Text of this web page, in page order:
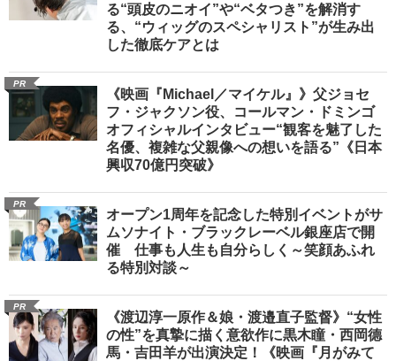
る“頭皮のニオイ”や“ベタつき”を解消す
る、“ウィッグのスペシャリスト”が生み出
した徹底ケアとは
PR
《映画『Michael／マイケル』》父ジョセ
フ・ジャクソン役、コールマン・ドミンゴ
オフィシャルインタビュー“観客を魅了した
名優、複雑な父親像への想いを語る”《日本
興収70億円突破》
PR
オープン1周年を記念した特別イベントがサ
ムソナイト・ブラックレーベル銀座店で開
催 仕事も人生も自分らしく～笑顔あふれ
る特別対談～
PR
《渡辺淳一原作＆娘・渡邉直子監督》“女性
の性”を真摯に描く意欲作に黒木瞳・西岡德
馬・吉田羊が出演決定！《映画『月がみて